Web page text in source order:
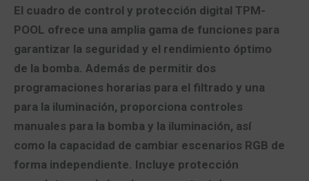
El cuadro de control y protección digital TPM-
POOL ofrece una amplia gama de funciones para
garantizar la seguridad y el rendimiento óptimo
de la bomba. Además de permitir dos
programaciones horarias para el filtrado y una
para la iluminación, proporciona controles
manuales para la bomba y la iluminación, así
como la capacidad de cambiar escenarios RGB de
forma independiente. Incluye protección